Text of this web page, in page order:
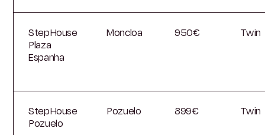
StepHouse
Plaza
Espanha
Moncloa 950€ Twin
StepHouse
Pozuelo
Pozuelo 899€ Twin